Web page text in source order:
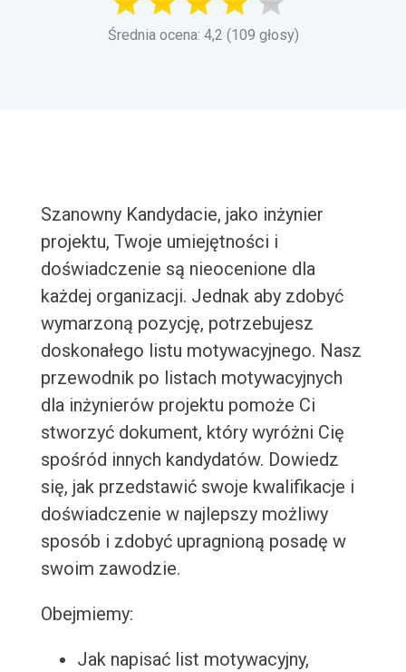
Średnia ocena: 4,2 (109 głosy)
Szanowny Kandydacie, jako inżynier
projektu, Twoje umiejętności i
doświadczenie są nieocenione dla
każdej organizacji. Jednak aby zdobyć
wymarzoną pozycję, potrzebujesz
doskonałego listu motywacyjnego. Nasz
przewodnik po listach motywacyjnych
dla inżynierów projektu pomoże Ci
stworzyć dokument, który wyróżni Cię
spośród innych kandydatów. Dowiedz
się, jak przedstawić swoje kwalifikacje i
doświadczenie w najlepszy możliwy
sposób i zdobyć upragnioną posadę w
swoim zawodzie.
Obejmiemy:
Jak napisać list motywacyjny,